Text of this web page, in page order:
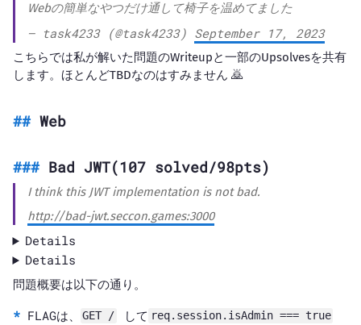
Webの簡単なやつだけ通して椅子を温めてました
— task4233 (@task4233) September 17, 2023
こちらでは私が解いた問題のWriteupと一部のUpsolvesを共有
します。ほとんどTBDなのはすみません 🙇
Web
Bad JWT(107 solved/98pts)
I think this JWT implementation is not bad.
http://bad-jwt.seccon.games:3000
Details
Details
問題概要は以下の通り。
FLAGは、 GET / して req.session.isAdmin === true